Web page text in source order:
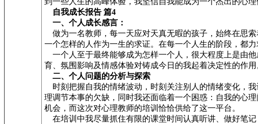
自我成长报告 篇4
一、个人成长感言：
做为一名教师，每一天应对天真无暇的孩子，始终在思
一个怎样的人作为一生的求证。在每一个人生的阶段，都
一个人至于最终能够成为怎样一个人，很大程度上是由
育、氛围影响及情感体验对铸成今日的我起着决定性的作用
二、个人问题的分析与探索
时刻把握自我的情绪波动，时刻关注别人的情绪变化，
理调节本事的欠缺，同时我还面临着一个困惑：自我的心
机会，而这次对心理教师的培训恰恰供给了这一平台。
在培训中我尽量抓住有限的课堂时间认真听讲、做好笔